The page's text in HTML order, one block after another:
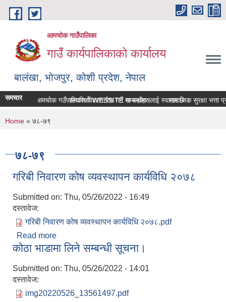
Skip to main content
आमचोक गाउँपालिका
गाउँ कार्यपालिकाको कार्यालय
बालंखा, भोजपुर, कोशी प्रदेश, नेपाल
आमचोक गउँपालिकाको WEBSITE मा यहाँहरुलाई स्वागत छ ।
समचार सम्पत्ति विवरण पेश गर्ने सम्बन्धमा। सामाजिक सुरक्षा भत्ता
You are here
Home » ७८-७९
७८-७९
गरिबी निवारण कोष व्यवस्थापन कार्यविधि २०७८
Submitted on: Thu, 05/26/2022 - 16:49
दस्तावेज:
गरिबी निवारण कोष व्यवस्थापन कार्यविधि २०७८.pdf
Read more
कोठा भाडामा लिने सम्बन्धी सूचना।
Submitted on: Thu, 05/26/2022 - 14:01
दस्तावेज:
img20220526_13561497.pdf